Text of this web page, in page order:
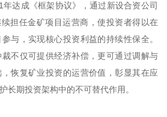
达成《框架协议》，通过新设合资公司
担任金矿项目运营商，使投资者得以在
与，实现核心投资利益的持续性保全。
不仅可提供经济补偿，更可通过调解与
恢复矿业投资的运营价值，彰显其在应
长期投资架构中的不可替代作用。